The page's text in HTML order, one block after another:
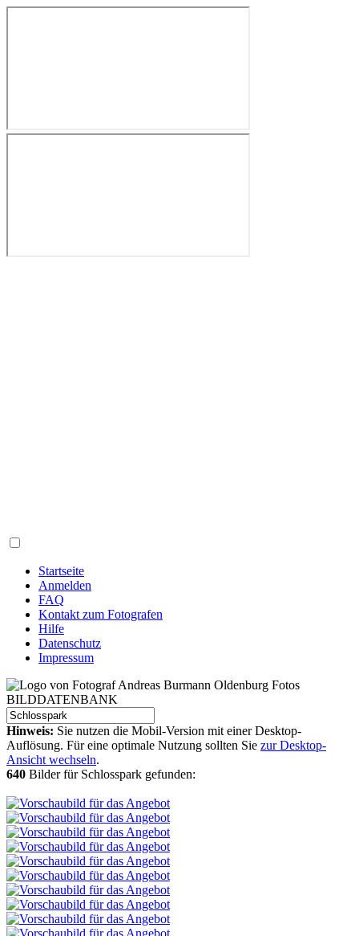
Startseite
Anmelden
FAQ
Kontakt zum Fotografen
Hilfe
Datenschutz
Impressum
Hinweis: Sie nutzen die Mobil-Version mit einer Desktop-
Auflösung. Für eine optimale Nutzung sollten Sie zur Desktop-
Ansicht wechseln.
640 Bilder für Schlosspark gefunden: